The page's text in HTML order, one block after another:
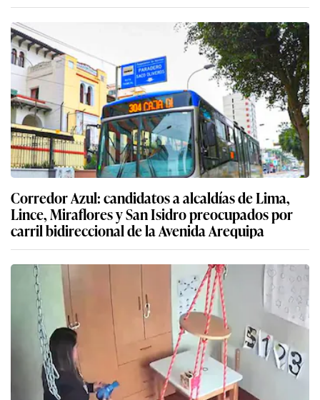
Corredor Azul: candidatos a alcaldías de Lima,
Lince, Miraflores y San Isidro preocupados por
carril bidireccional de la Avenida Arequipa